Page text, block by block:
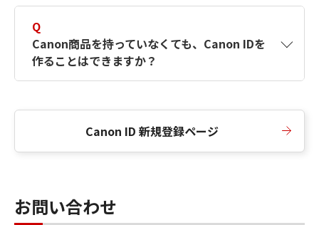
Q
Canon商品を持っていなくても、Canon IDを
作ることはできますか？
Canon ID 新規登録ページ
お問い合わせ